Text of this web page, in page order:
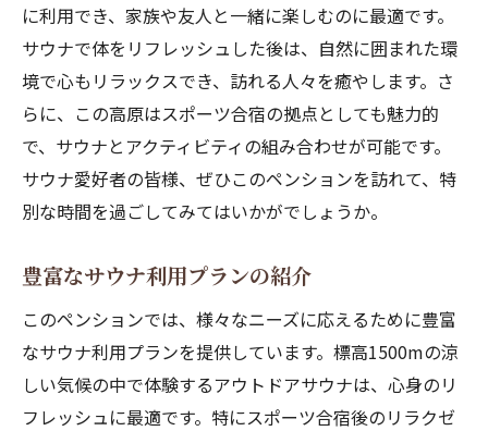
に利用でき、家族や友人と一緒に楽しむのに最適です。
サウナで体をリフレッシュした後は、自然に囲まれた環
境で心もリラックスでき、訪れる人々を癒やします。さ
らに、この高原はスポーツ合宿の拠点としても魅力的
で、サウナとアクティビティの組み合わせが可能です。
サウナ愛好者の皆様、ぜひこのペンションを訪れて、特
別な時間を過ごしてみてはいかがでしょうか。
豊富なサウナ利用プランの紹介
このペンションでは、様々なニーズに応えるために豊富
なサウナ利用プランを提供しています。標高1500mの涼
しい気候の中で体験するアウトドアサウナは、心身のリ
フレッシュに最適です。特にスポーツ合宿後のリラクゼ